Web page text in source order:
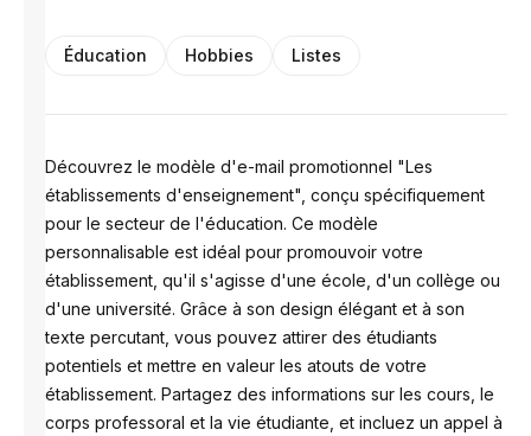
Éducation Hobbies Listes
Découvrez le modèle d'e-mail promotionnel "Les
établissements d'enseignement", conçu spécifiquement
pour le secteur de l'éducation. Ce modèle
personnalisable est idéal pour promouvoir votre
établissement, qu'il s'agisse d'une école, d'un collège ou
d'une université. Grâce à son design élégant et à son
texte percutant, vous pouvez attirer des étudiants
potentiels et mettre en valeur les atouts de votre
établissement. Partagez des informations sur les cours, le
corps professoral et la vie étudiante, et incluez un appel à